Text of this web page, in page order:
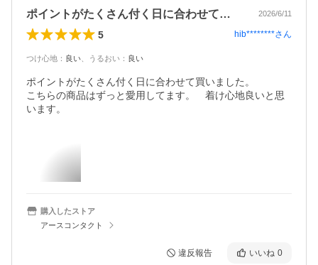
ポイントがたくさん付く日に合わせて買い… 2026/6/11
5 hib********さん
つけ心地 ： 良い うるおい ： 良い
ポイントがたくさん付く日に合わせて買いました。
こちらの商品はずっと愛用してます。　着け心地良いと思
います。
購入したストア
アースコンタクト
違反報告 いいね 0